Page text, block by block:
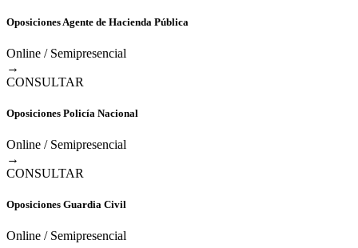
Oposiciones Agente de Hacienda Pública
Online / Semipresencial
→
CONSULTAR
Oposiciones Policía Nacional
Online / Semipresencial
→
CONSULTAR
Oposiciones Guardia Civil
Online / Semipresencial